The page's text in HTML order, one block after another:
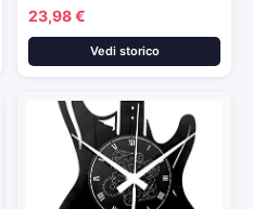
23,98 €
Vedi storico